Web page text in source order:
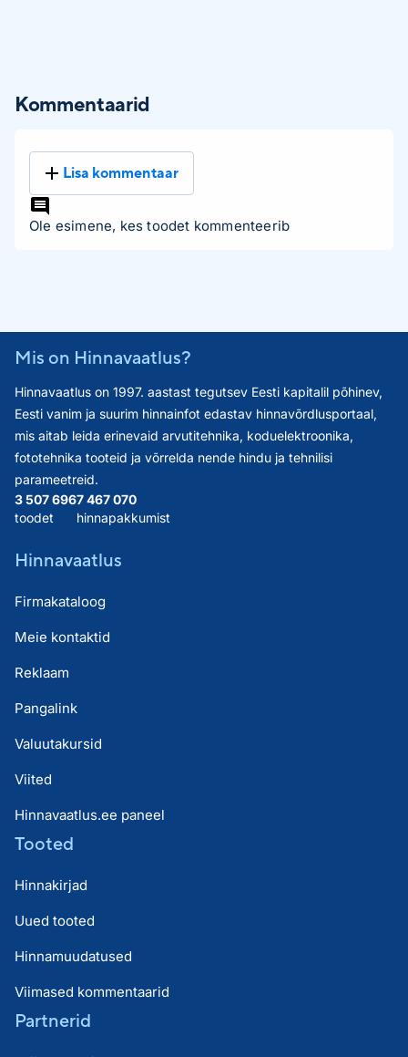
Kommentaarid
Lisa kommentaar
Ole esimene, kes toodet kommenteerib
Mis on Hinnavaatlus?
Hinnavaatlus on 1997. aastast tegutsev Eesti kapitalil põhinev,
Eesti vanim ja suurim hinnainfot edastav hinnavõrdlusportaal,
mis aitab leida erinevaid arvutitehnika, koduelektroonika,
fototehnika tooteid ja võrrelda nende hindu ja tehnilisi
parameetreid.
3 507 696
toodet
7 467 070
hinnapakkumist
Hinnavaatlus
Firmakataloog
Meie kontaktid
Reklaam
Pangalink
Valuutakursid
Viited
Hinnavaatlus.ee paneel
Tooted
Hinnakirjad
Uued tooted
Hinnamuudatused
Viimased kommentaarid
Partnerid